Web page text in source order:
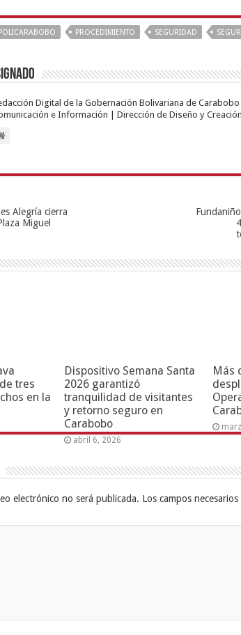
PROCEDIMIENTO SEGURIDAD
Digital de la Gobernación Bolivariana de
e Información | Dirección de Diseño y Creación
Alegría cierra
Miguel
tres
en la
Dispositivo Semana Santa
2026 garantizó
tranquilidad de visitantes
y retorno seguro en
Carabobo
abril 6, 2026
Más
electrónico no será publicada. Los campos